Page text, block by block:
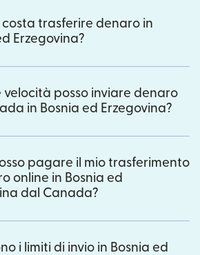
trasferire denaro in
Erzegovina?
velocità posso inviare denaro
in Bosnia ed Erzegovina?
pagare il mio trasferimento
online in Bosnia ed
dal Canada?
i limiti di invio in Bosnia ed